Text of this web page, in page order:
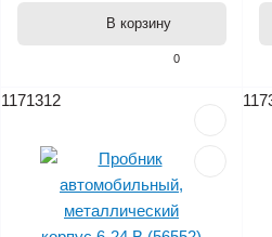
0
В корзину
1171312